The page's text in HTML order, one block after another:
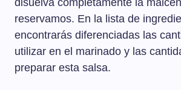
disuelva completamente la
reservamos. En la lista de
encontrarás diferenciadas las
utilizar en el marinado y las
preparar esta salsa.